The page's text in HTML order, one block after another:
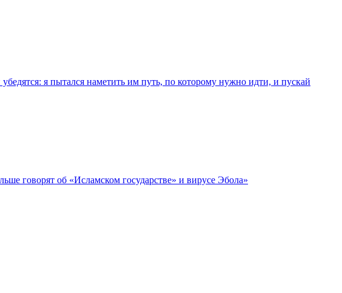
я пытался наметить им путь, по которому нужно идти, и пускай
говорят об «Исламском государстве» и вирусе Эбола»